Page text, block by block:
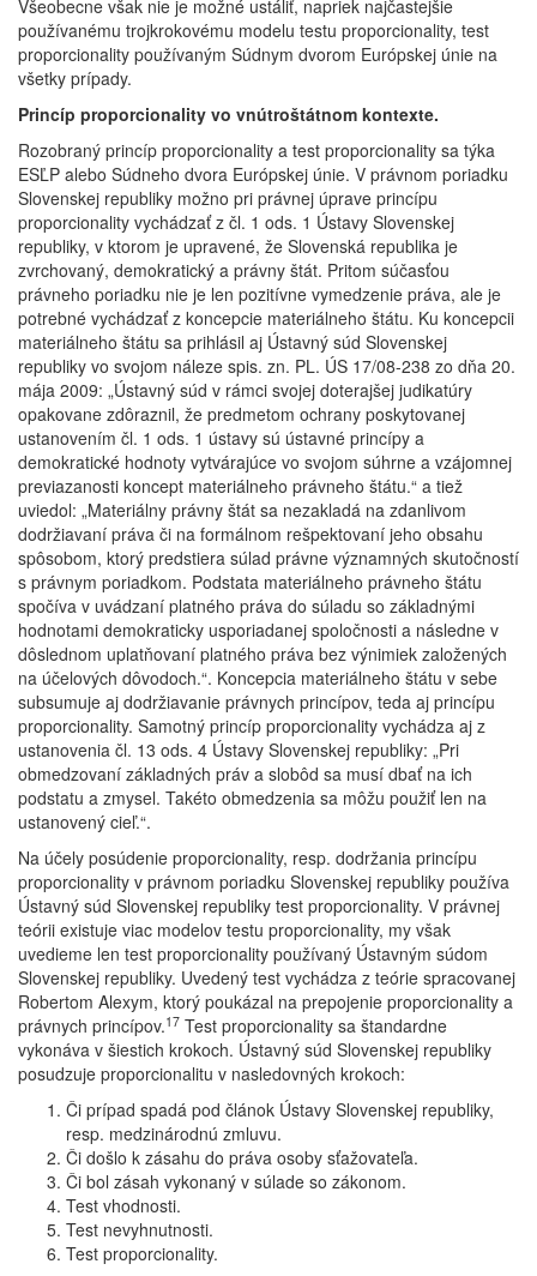
Všeobecne však nie je možné ustáliť, napriek najčastejšie
používanému trojkrokovému modelu testu proporcionality, test
proporcionality používaným Súdnym dvorom Európskej únie na
všetky prípady.
Princíp proporcionality vo vnútroštátnom kontexte.
Rozobraný princíp proporcionality a test proporcionality sa týka
ESĽP alebo Súdneho dvora Európskej únie. V právnom poriadku
Slovenskej republiky možno pri právnej úprave princípu
proporcionality vychádzať z čl. 1 ods. 1 Ústavy Slovenskej
republiky, v ktorom je upravené, že Slovenská republika je
zvrchovaný, demokratický a právny štát. Pritom súčasťou
právneho poriadku nie je len pozitívne vymedzenie práva, ale je
potrebné vychádzať z koncepcie materiálneho štátu. Ku koncepcii
materiálneho štátu sa prihlásil aj Ústavný súd Slovenskej
republiky vo svojom náleze spis. zn. PL. ÚS 17/08-238 zo dňa 20.
mája 2009: „Ústavný súd v rámci svojej doterajšej judikatúry
opakovane zdôraznil, že predmetom ochrany poskytovanej
ustanovením čl. 1 ods. 1 ústavy sú ústavné princípy a
demokratické hodnoty vytvárajúce vo svojom súhrne a vzájomnej
previazanosti koncept materiálneho právneho štátu.“ a tiež
uviedol: „Materiálny právny štát sa nezakladá na zdanlivom
dodržiavaní práva či na formálnom rešpektovaní jeho obsahu
spôsobom, ktorý predstiera súlad právne významných skutočností
s právnym poriadkom. Podstata materiálneho právneho štátu
spočíva v uvádzaní platného práva do súladu so základnými
hodnotami demokraticky usporiadanej spoločnosti a následne v
dôslednom uplatňovaní platného práva bez výnimiek založených
na účelových dôvodoch.“. Koncepcia materiálneho štátu v sebe
subsumuje aj dodržiavanie právnych princípov, teda aj princípu
proporcionality. Samotný princíp proporcionality vychádza aj z
ustanovenia čl. 13 ods. 4 Ústavy Slovenskej republiky: „Pri
obmedzovaní základných práv a slobôd sa musí dbať na ich
podstatu a zmysel. Takéto obmedzenia sa môžu použiť len na
ustanovený cieľ.“.
Na účely posúdenie proporcionality, resp. dodržania princípu
proporcionality v právnom poriadku Slovenskej republiky používa
Ústavný súd Slovenskej republiky test proporcionality. V právnej
teórii existuje viac modelov testu proporcionality, my však
uvedieme len test proporcionality používaný Ústavným súdom
Slovenskej republiky. Uvedený test vychádza z teórie spracovanej
Robertom Alexym, ktorý poukázal na prepojenie proporcionality a
právnych princípov.17 Test proporcionality sa štandardne
vykonáva v šiestich krokoch. Ústavný súd Slovenskej republiky
posudzuje proporcionalitu v nasledovných krokoch:
Či prípad spadá pod článok Ústavy Slovenskej republiky,
resp. medzinárodnú zmluvu.
Či došlo k zásahu do práva osoby sťažovateľa.
Či bol zásah vykonaný v súlade so zákonom.
Test vhodnosti.
Test nevyhnutnosti.
Test proporcionality.